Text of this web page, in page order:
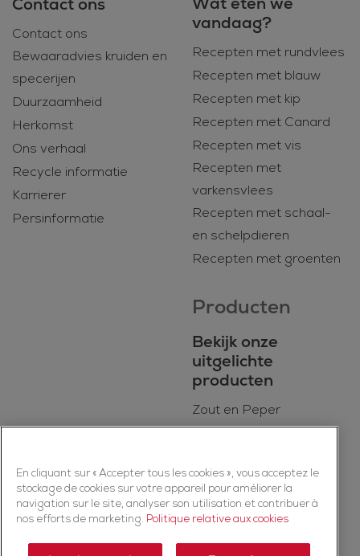
Contact ons
Bewaaradvies kruiden en
specerijen
Duurzaamheid
Herkomst
Ons verhaal
Recycle informatie
Karrierer
Persinformatie
vandaag?
Recepten met rundvlees
Recepten met blauw
Recepten met kip
Recepten met Canard
Recepten met vis
Recepten met
varkensvlees
Recepten met schaal-
en schelpdieren
Recepten met groenten
Producten
Bekijk onze
uitgelichte
producten
Zout en Peper
Kruiden
Specerijen
Kruidenmixen
En cliquant sur « Accepter tous les cookies », vous acceptez le
stockage de cookies sur votre appareil pour améliorer la
navigation sur le site, analyser son utilisation et contribuer à
nos efforts de marketing. Politique relative aux cookies